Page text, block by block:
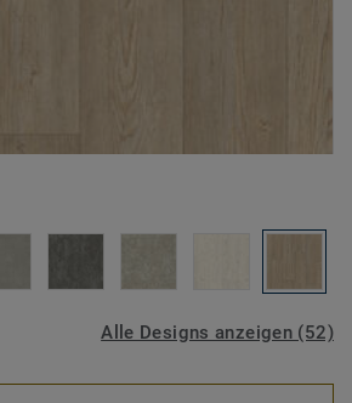
Alle Designs anzeigen (52)